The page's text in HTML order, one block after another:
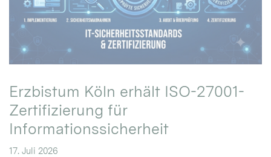
Erzbistum Köln erhält ISO-27001-
Zertifizierung für
Informationssicherheit
17. Juli 2026